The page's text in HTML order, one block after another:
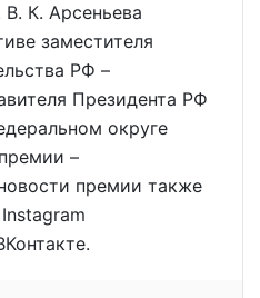
К. Арсеньева
заместителя
РФ –
Президента РФ
округе
–
премии также